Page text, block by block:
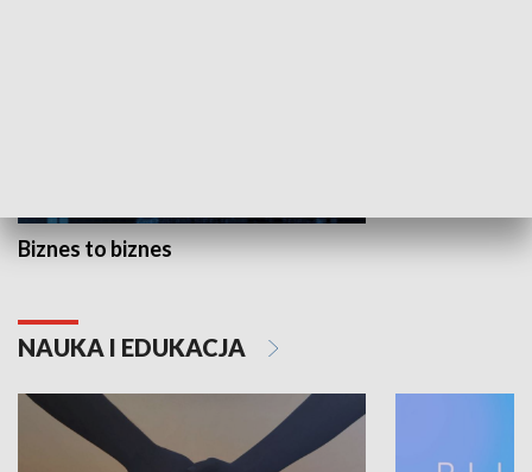
Biznes to biznes
NAUKA I EDUKACJA